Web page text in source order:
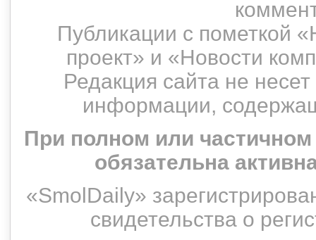
Публикации с пометкой
проект» и «Новости
Редакция сайта не
информации,
При полном или
обязательна
«SmolDaily»
свидетельства о